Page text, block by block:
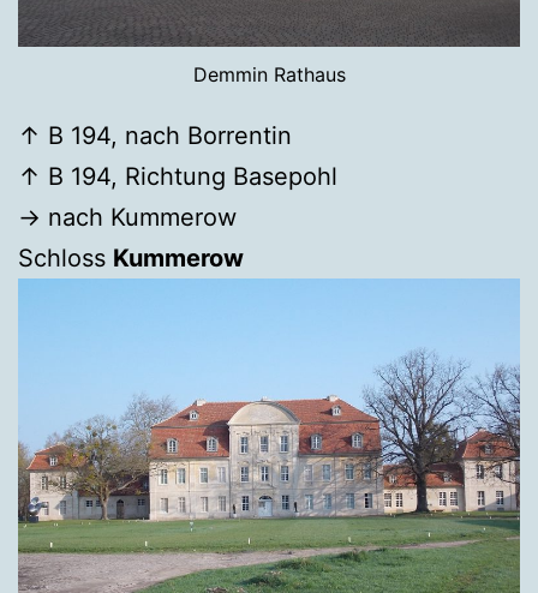
Demmin Rathaus
↑ B 194, nach Borrentin
↑ B 194, Richtung Basepohl
→ nach Kummerow
Schloss Kummerow